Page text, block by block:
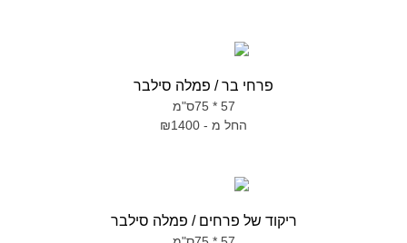
פרחי בר / פמלה סילבר
57 * 75ס"מ
החל מ - ₪1400
ריקוד של פרחים / פמלה סילבר